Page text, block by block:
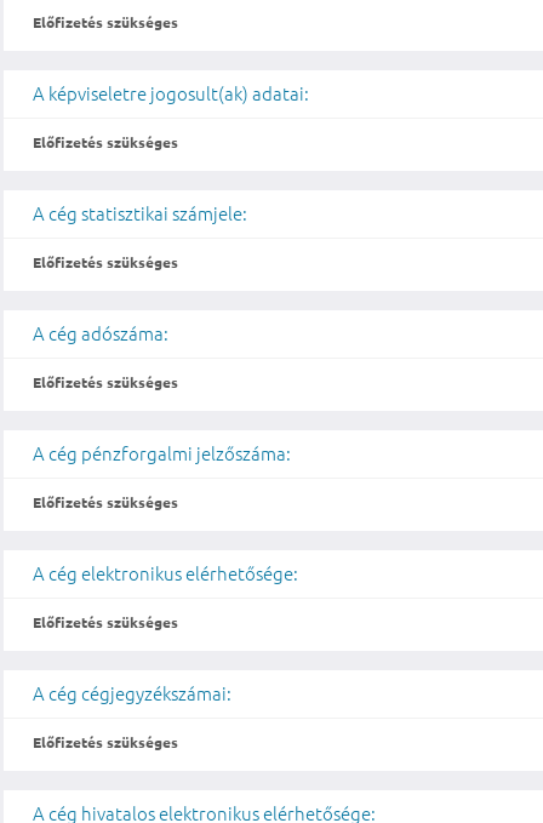
Előfizetés szükséges
A képviseletre jogosult(ak) adatai:
Előfizetés szükséges
A cég statisztikai számjele:
Előfizetés szükséges
A cég adószáma:
Előfizetés szükséges
A cég pénzforgalmi jelzőszáma:
Előfizetés szükséges
A cég elektronikus elérhetősége:
Előfizetés szükséges
A cég cégjegyzékszámai:
Előfizetés szükséges
A cég hivatalos elektronikus elérhetősége: